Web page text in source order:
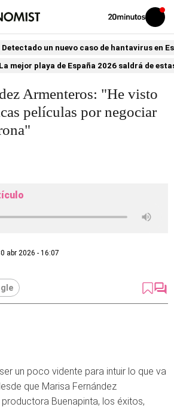
Volver
Iniciar
sesión
Detectado un nuevo caso de hantavirus en
La mejor playa de España 2026 saldrá de
Armenteros: "He visto
películas por negociar
abr 2026 - 16:07
un poco vidente para intuir lo que va
que Marisa Fernández
Buenapinta, los éxitos,